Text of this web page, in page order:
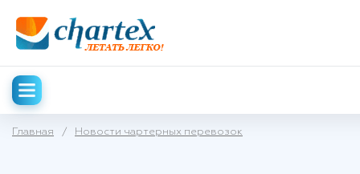
Главная / Новости чартерных перевозок